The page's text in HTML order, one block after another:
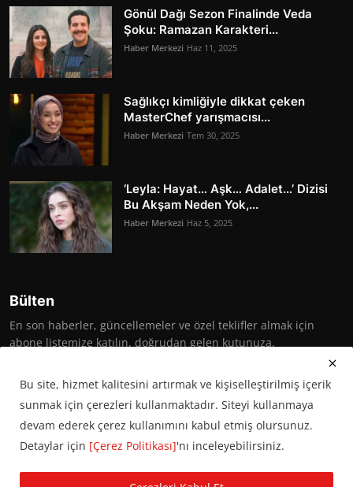
Gönül Dağı Sezon Finalinde Veda
Şoku: Ramazan Karakteri...
Haber Merkezi Haz 11, 2025
Sağlıkçı kimliğiyle dikkat çeken
MasterChef yarışmacısı...
Haber Merkezi Tem 30, 2025
‘Leyla: Hayat… Aşk… Adalet…’ Dizisi
Bu Akşam Neden Yok,...
Haber Merkezi Haz 5, 2025
Bülten
En son haberler, güncellemeler ve özel teklifler almak için
abone listemize katılın, doğrudan gelen kutunuza.
Abone Ol
Bu site, hizmet kalitesini artırmak ve kişiselleştirilmiş içerik
sunmak için çerezleri kullanmaktadır. Siteyi kullanmaya
devam ederek çerez kullanımını kabul etmiş olursunuz.
Detaylar için [Çerez Politikası]'nı inceleyebilirsiniz.